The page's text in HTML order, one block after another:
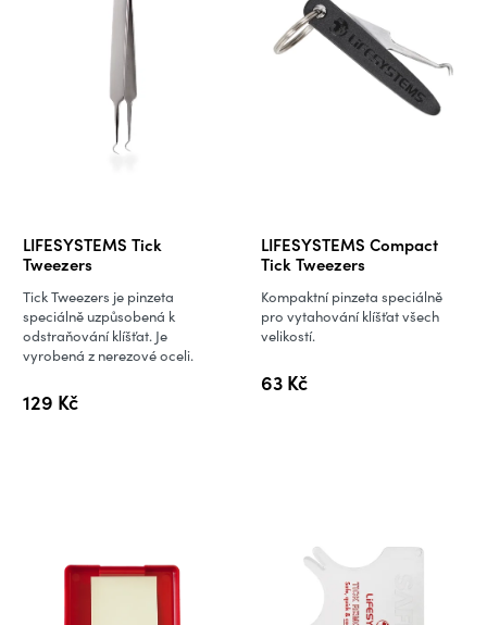
LIFESYSTEMS Tick
Tweezers
129 Kč
Tick Tweezers je pinzeta
speciálně uzpůsobená k
odstraňování klíšťat. Je
vyrobená z nerezové oceli.
LIFESYSTEMS Compact
Tick Tweezers
63 Kč
Kompaktní pinzeta speciálně
pro vytahování klíšťat všech
velikostí.